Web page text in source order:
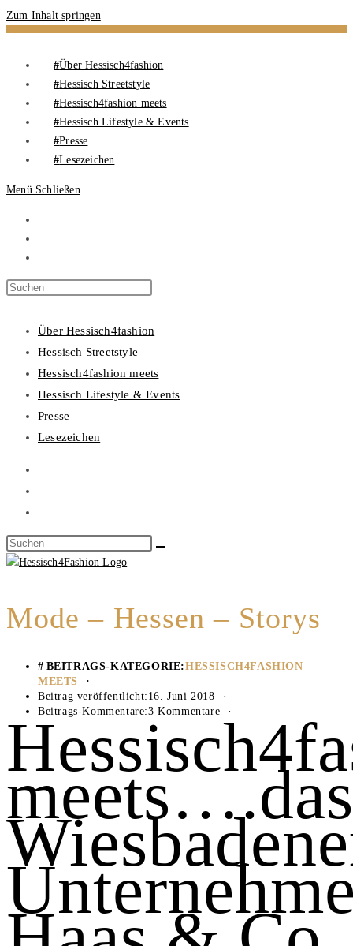
Zum Inhalt springen
Über Hessisch4fashion
Hessisch Streetstyle
Hessisch4fashion meets
Hessisch Lifestyle & Events
Presse
Lesezeichen
Menü Schließen
Über Hessisch4fashion
Hessisch Streetstyle
Hessisch4fashion meets
Hessisch Lifestyle & Events
Presse
Lesezeichen
Mode – Hessen – Storys
BEITRAGS-KATEGORIE:HESSISCH4FASHION
MEETS
Beitrag veröffentlicht: 16. Juni 2018
Beitrags-Kommentare:3 Kommentare
meets….das